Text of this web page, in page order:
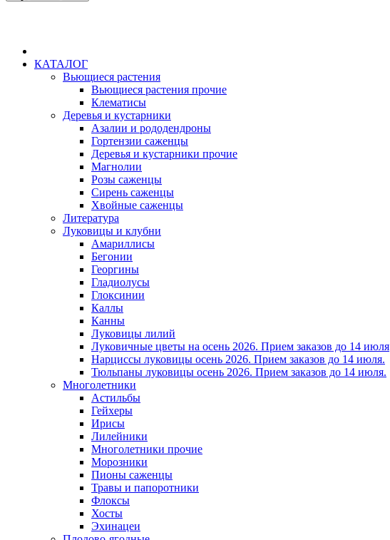
КАТАЛОГ
Вьющиеся растения
Вьющиеся растения прочие
Клематисы
Деревья и кустарники
Азалии и рододендроны
Гортензии саженцы
Деревья и кустарники прочие
Магнолии
Розы саженцы
Сирень саженцы
Хвойные саженцы
Литература
Луковицы и клубни
Амариллисы
Бегонии
Георгины
Гладиолусы
Глоксинии
Каллы
Канны
Луковицы лилий
Луковичные цветы на осень 2026. Прием заказов до 14 июля
Нарциссы луковицы осень 2026. Прием заказов до 14 июля.
Тюльпаны луковицы осень 2026. Прием заказов до 14 июля.
Многолетники
Астильбы
Гейхеры
Ирисы
Лилейники
Многолетники прочие
Морозники
Пионы саженцы
Травы и папоротники
Флоксы
Хосты
Эхинацеи